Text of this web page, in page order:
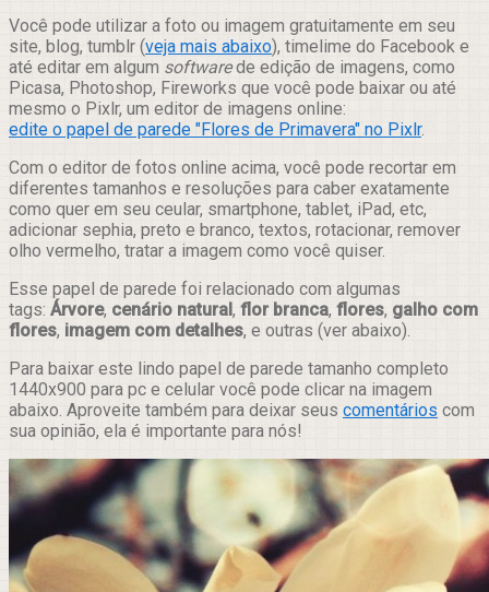
Você pode utilizar a foto ou imagem gratuitamente em seu
site, blog, tumblr (veja mais abaixo), timelime do Facebook e
até editar em algum softwarede edição de imagens, como
Picasa, Photoshop, Fireworks que você pode baixar ou até
mesmo o Pixlr, um editor de imagens online:
edite o papel de parede "Flores de Primavera" no Pixlr.
Com o editor de fotos online acima, você pode recortar em
diferentes tamanhos e resoluções para caber exatamente
como quer em seu ceular, smartphone, tablet, iPad, etc,
adicionar sephia, preto e branco, textos, rotacionar, remover
olho vermelho, tratar a imagem como você quiser.
Esse papel de parede foi relacionado com algumas
tags: Árvore, cenário natural, flor branca, flores, galho com
flores, imagem com detalhes, e outras (ver abaixo).
Para baixar este lindo papel de parede tamanho completo
1440x900 para pc e celular você pode clicar na imagem
abaixo. Aproveite também para deixar seus comentários com
sua opinião, ela é importante para nós!